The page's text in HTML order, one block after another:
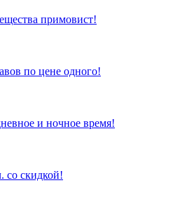
примовист!
по цене одного!
и ночное время!
скидкой!